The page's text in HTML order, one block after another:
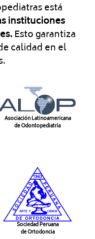
está
instituciones
Esto garantiza
calidad en el
Asociación Latinoamericana
de Odontopediatría
Sociedad Peruana
de Ortodoncia